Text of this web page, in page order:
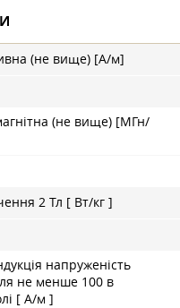
(не вище) [А/м]
(не вище) [МГн/
2 Тл [ Вт/кг ]
напруженість
не менше 100 в
[ А/м ]